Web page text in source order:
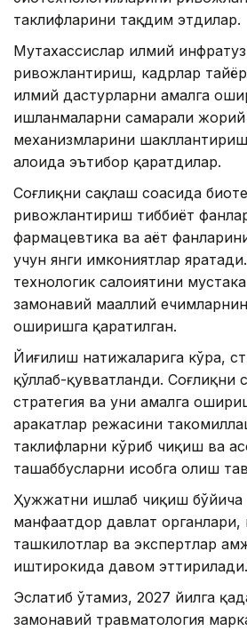
таклифларини тақдим этдилар.
Мутахассислар илмий
ривожлантириш, кадрлар
илмий дастурларни амалга
ишланмаларни самарали
механизмларини
алоҳида эътибор қаратдилар.
Соғлиқни сақлаш соҳасида
ривожлантириш тиббиёт
фармацевтика ва ҳаёт
учун янги имкониятлар
технологик салоҳиятини
замонавий маҳаллий
оширишга қаратилган.
Йиғилиш натижаларига кўра,
қўллаб-қувватланди. Соғлиқни
стратегия ва уни амалга
ҳаракатлар режасини
таклифларни кўриб чиқиш ва
ташаббусларни ҳисобга олиш
Ҳужжатни ишлаб чиқиш бўйича
манфаатдор давлат органлари,
ташкилотлар ва экспертлар
иштирокида давом эттирилади.
Эслатиб ўтамиз, 2027 йилга
замонавий травматология